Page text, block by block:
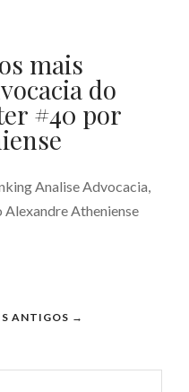
mais
do
#40 por
Analise Advocacia,
Atheniense
ANTIGOS →